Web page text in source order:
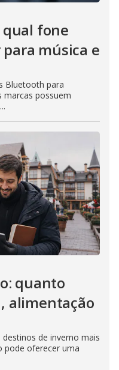
qual fone
música e
Bluetooth para
marcas possuem
quanto
alimentação
de inverno mais
pode oferecer uma